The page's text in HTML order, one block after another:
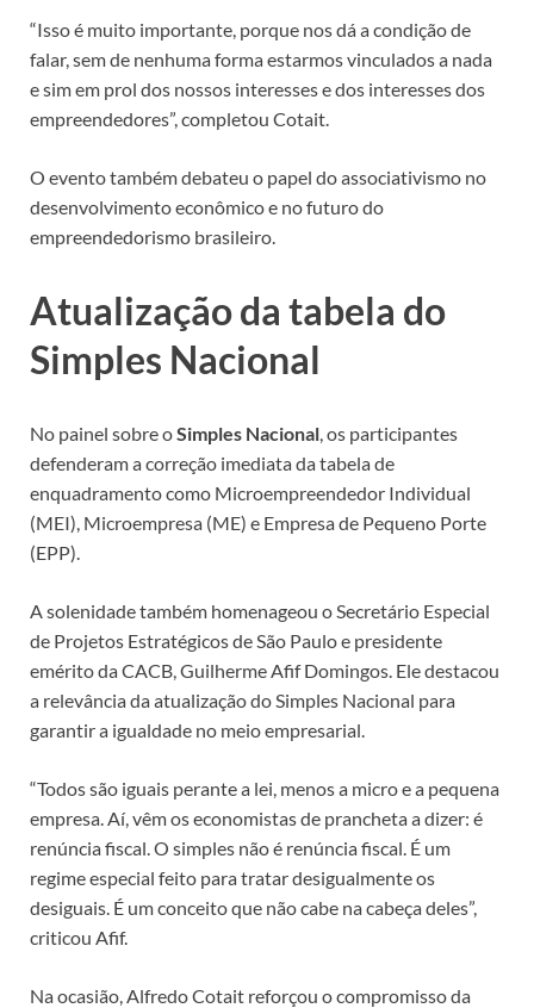
“Isso é muito importante, porque nos dá a condição de
falar, sem de nenhuma forma estarmos vinculados a nada
e sim em prol dos nossos interesses e dos interesses dos
empreendedores”, completou Cotait.
O evento também debateu o papel do associativismo no
desenvolvimento econômico e no futuro do
empreendedorismo brasileiro.
Atualização da tabela do
Simples Nacional
No painel sobre oSimples Nacional , os participantes
defenderam a correção imediata da tabela de
enquadramento como Microempreendedor Individual
(MEI), Microempresa (ME) e Empresa de Pequeno Porte
(EPP).
A solenidade também homenageou o Secretário Especial
de Projetos Estratégicos de São Paulo e presidente
emérito da CACB, Guilherme Afif Domingos. Ele destacou
a relevância da atualização do Simples Nacional para
garantir a igualdade no meio empresarial.
“Todos são iguais perante a lei, menos a micro e a pequena
empresa. Aí, vêm os economistas de prancheta a dizer: é
renúncia fiscal. O simples não é renúncia fiscal. É um
regime especial feito para tratar desigualmente os
desiguais. É um conceito que não cabe na cabeça deles”,
criticou Afif.
Na ocasião, Alfredo Cotait reforçou o compromisso da